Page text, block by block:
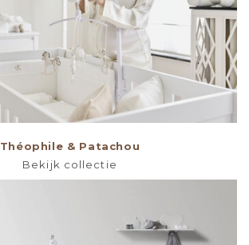
Théophile & Patachou
Bekijk collectie